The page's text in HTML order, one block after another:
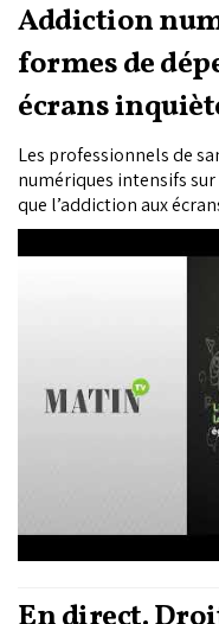
Addiction
formes de
écrans
Les professionnels de
numériques intensifs
que l’addiction aux
transformation
à l’attention.